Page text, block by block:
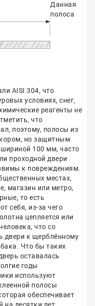
Данная
полоса
AISI 304, что
условиях, снег,
реагенты не
что
поэтому, полосы из
но защитным
100 мм, часто
проходной двери
к повреждениям.
местах,
магазин или метро,
то есть
себя, из-за чего
цепляется или
что со
двери к щерблённому
Что бы таких
оставалась
годы
используют
полосы
обеспечивает